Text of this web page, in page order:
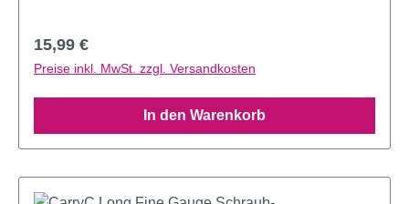
Regulärer Preis:
15,99 €
Preise inkl. MwSt. zzgl. Versandkosten
In den Warenkorb